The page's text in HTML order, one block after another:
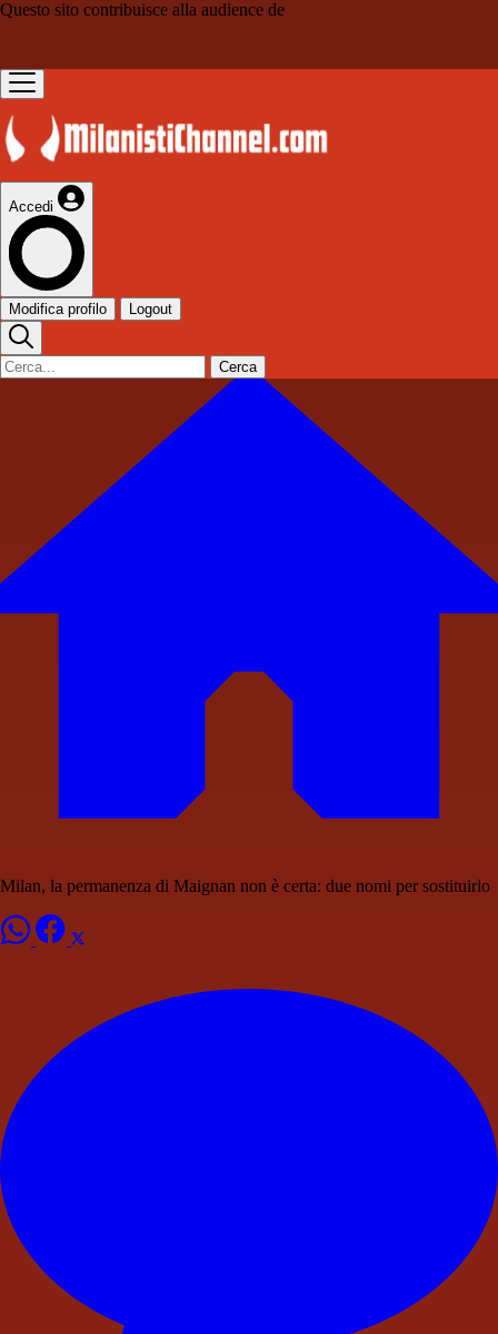
Questo sito contribuisce alla audience de
Accedi
Modifica profilo Logout
Cerca
Milan, la permanenza di Maignan non è certa: due nomi per sostituirlo